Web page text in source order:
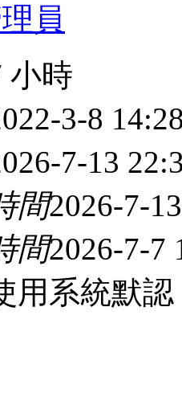
員
小時
3-8
7-13
間2026-7-
間2026-7-7
用系統默認